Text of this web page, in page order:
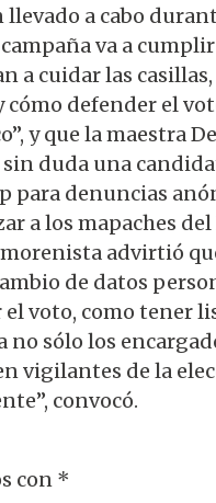
llevado a cabo
va a
a cuidar las
defender el
y que la maestra
duda una
para denuncias
a los mapaches del
advirtió
de datos
voto, como tener
sólo los
vigilantes de la
convocó.
con *